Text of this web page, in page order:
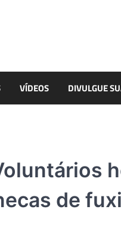
VÍDEOS DIVULGUE
de